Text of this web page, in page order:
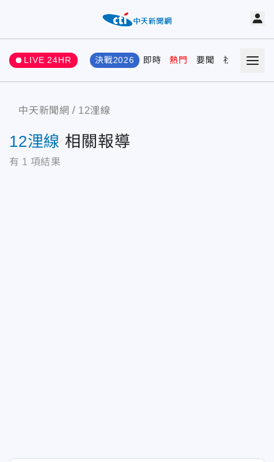
LIVE 24HR 決戰2026 即時 熱門 要聞 社會 娛樂
中天新聞網 12浬線
12浬線 相關報導
有 1 項結果